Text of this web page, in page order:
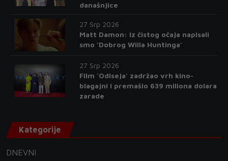
današnjice
27 Srp 2026
Matt Damon: Iz čistog očaja napisali
smo 'Dobrog Willa Huntinga'
27 Srp 2026
Film 'Odiseja' zadržao vrh kino-
blagajni i premašio 639 miliona dolara
zarade
Kategorije
DNEVNI